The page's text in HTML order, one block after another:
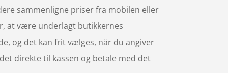
sammenligne priser fra mobilen eller
at være underlagt butikkernes
og det kan frit vælges, når du angiver
direkte til kassen og betale med det